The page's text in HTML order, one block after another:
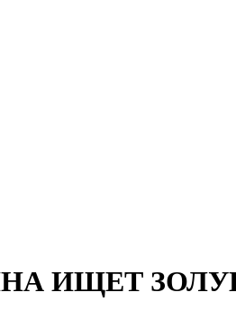
ИЩЕТ